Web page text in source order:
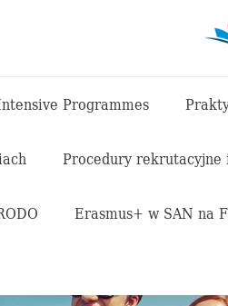
Programmes
Procedury
Erasmus+ w SAN na